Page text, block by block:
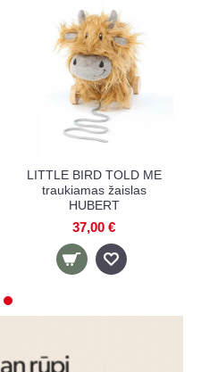
JANOD traukiamas
žaislas RABBITS
19,30 €